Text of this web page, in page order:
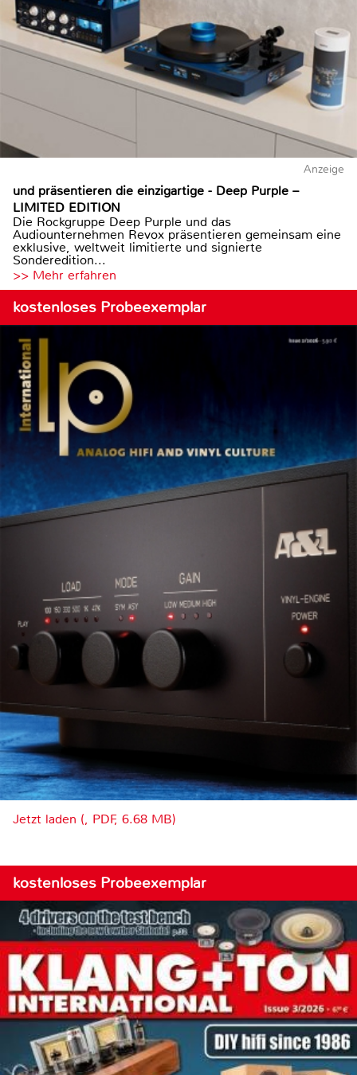
Anzeige
und präsentieren die einzigartige - Deep Purple –
LIMITED EDITION
Die Rockgruppe Deep Purple und das
Audiounternehmen Revox präsentieren gemeinsam eine
exklusive, weltweit limitierte und signierte
Sonderedition...
>> Mehr erfahren
kostenloses Probeexemplar
Jetzt laden (, PDF, 6.68 MB)
kostenloses Probeexemplar